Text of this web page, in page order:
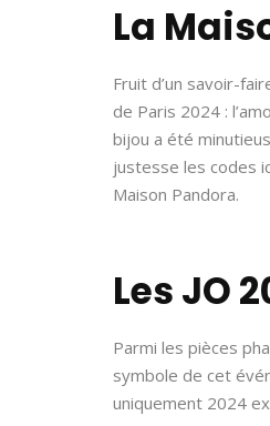
La
Fruit d’un savoir-
de Paris 2024 :
bijou a été
justesse les codes
Maison Pandora.
Les JO
Parmi les pièces
symbole de cet
uniquement 2024